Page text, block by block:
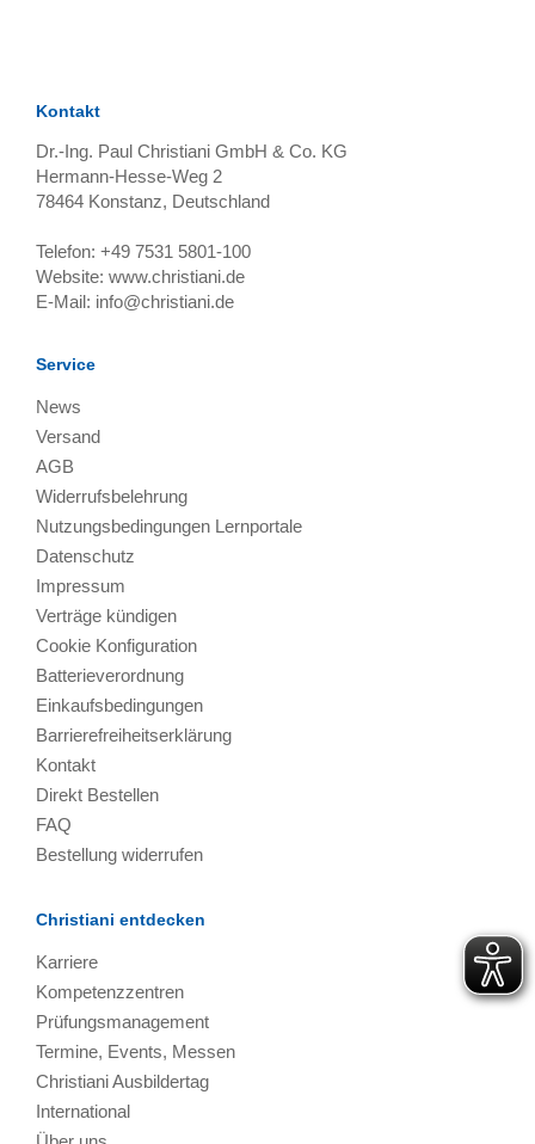
Kontakt
Dr.-Ing. Paul Christiani GmbH & Co. KG
Hermann-Hesse-Weg 2
78464 Konstanz, Deutschland
Telefon: +49 7531 5801-100
Website: www.christiani.de
E-Mail: info@christiani.de
Service
News
Versand
AGB
Widerrufsbelehrung
Nutzungsbedingungen Lernportale
Datenschutz
Impressum
Verträge kündigen
Cookie Konfiguration
Batterieverordnung
Einkaufsbedingungen
Barrierefreiheitserklärung
Kontakt
Direkt Bestellen
FAQ
Bestellung widerrufen
Christiani entdecken
Karriere
Kompetenzzentren
Prüfungsmanagement
Termine, Events, Messen
Christiani Ausbildertag
International